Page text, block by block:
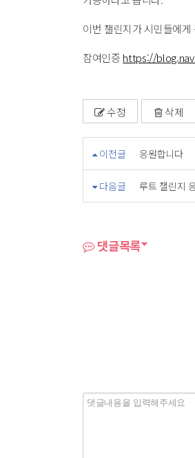
이번 챌린지가 시민들에
참여인증 https://
수정 삭제
이전글 응원합니다
다음글 루트 챌린지
댓글목록